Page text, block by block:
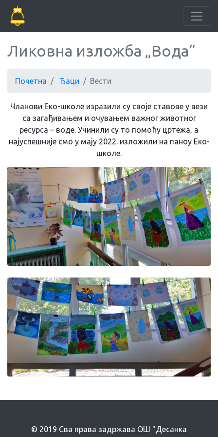
Ликовна изложба „Вода“
Почетна Ђаци Вести
Чланови Еко-школе изразили су своје ставове у вези
са загађивањем и очувањем важног животног
ресурса – воде. Учинили су то помоћу цртежа, а
најуспешније смо у мају 2022. изложили на паноу Еко-
школе.
© 2019 Сва права задржава ОШ "Десанка